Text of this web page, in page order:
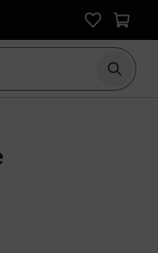
414 évaluations clients